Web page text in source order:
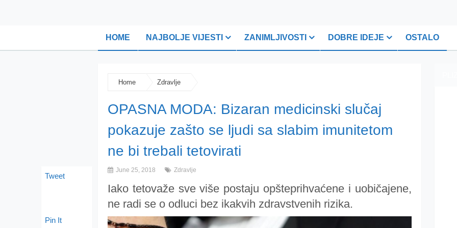
HOME NAJBOLJE VIJESTI ZANIMLJIVOSTI DOBRE IDEJE OSTALO
Home Zdravlje
OPASNA MODA: Bizaran medicinski slučaj
pokazuje zašto se ljudi sa slabim imunitetom
ne bi trebali tetovirati
June 25, 2018 Zdravlje
Iako tetovaže sve više postaju opšteprihvaćene i uobičajene,
ne radi se o odluci bez ikakvih zdravstvenih rizika.
Tweet
Pin It